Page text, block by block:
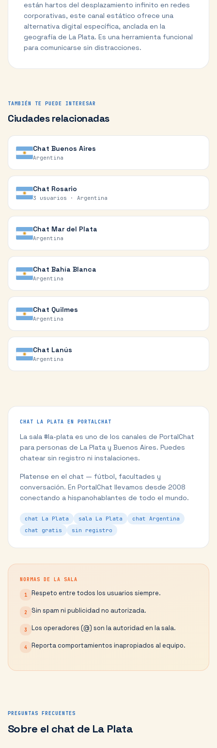
están hartos del desplazamiento infinito en redes
corporativas, este canal estático ofrece una
alternativa digital específica, anclada en la
geografía de La Plata. Es una herramienta funcional
para comunicarse sin distracciones.
TAMBIÉN TE PUEDE INTERESAR
Ciudades relacionadas
Chat Buenos Aires
Argentina
Chat Rosario
3 usuarios · Argentina
Chat Mar del Plata
Argentina
Chat Bahía Blanca
Argentina
Chat Quilmes
Argentina
Chat Lanús
Argentina
CHAT LA PLATA EN PORTALCHAT
La sala #la-plata es uno de los canales de PortalChat
para personas de La Plata y Buenos Aires. Puedes
chatear sin registro ni instalaciones.
Platense en el chat — fútbol, facultades y
conversación. En PortalChat llevamos desde 2008
conectando a hispanohablantes de todo el mundo.
chat La Plata sala La Plata
chat Argentina
chat gratis
sin registro
NORMAS DE LA SALA
1 Respeto entre todos los usuarios siempre.
2 Sin spam ni publicidad no autorizada.
3 Los operadores (@) son la autoridad en la sala.
4 Reporta comportamientos inapropiados al equipo.
PREGUNTAS FRECUENTES
Sobre el chat de La Plata